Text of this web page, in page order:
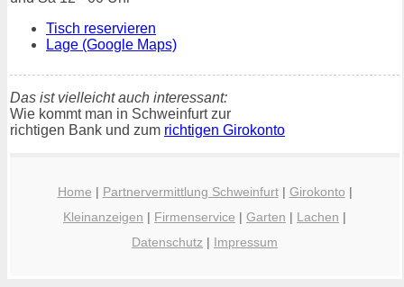
Tisch reservieren
Lage (Google Maps)
Das ist vielleicht auch interessant:
Wie kommt man in Schweinfurt zur
richtigen Bank und zum richtigen Girokonto
Home | Partnervermittlung Schweinfurt| Girokonto |
Kleinanzeigen | Firmenservice | Garten | Lachen |
Datenschutz | Impressum